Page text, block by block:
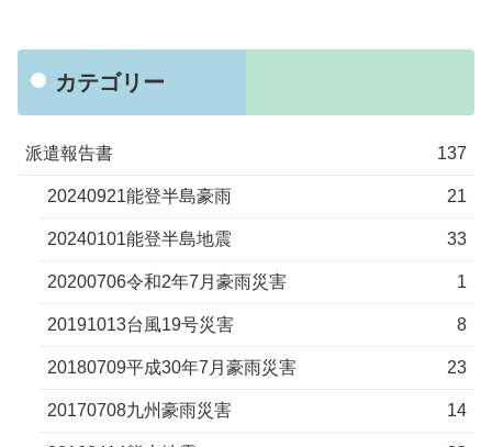
カテゴリー
派遣報告書 137
20240921能登半島豪雨 21
20240101能登半島地震 33
20200706令和2年7月豪雨災害 1
20191013台風19号災害 8
20180709平成30年7月豪雨災害 23
20170708九州豪雨災害 14